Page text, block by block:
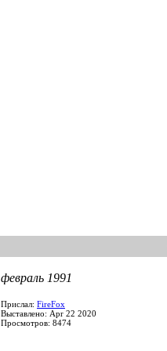
февраль 1991
Прислал: FireFox
Выставлено: Apr 22 2020
Просмотров: 8474